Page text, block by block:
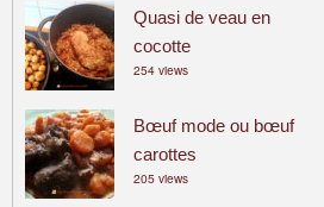
Quasi de veau en
cocotte
254 views
Bœuf mode ou bœuf
carottes
205 views